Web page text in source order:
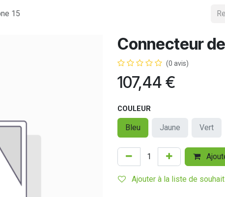
15
Connecteur
(0 avis)
107,44 €
COULEUR
Bleu Jaune Vert
Ajouter à la liste de